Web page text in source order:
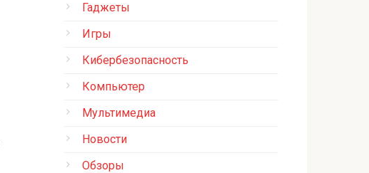
Гаджеты
Игры
Кибербезопасность
Компьютер
Мультимедиа
Новости
Обзоры